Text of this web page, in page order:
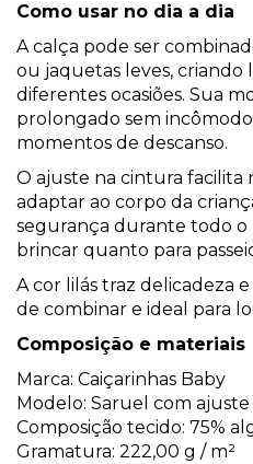
Como usar no dia a dia
A calça pode ser
ou jaquetas leves, criando
diferentes ocasiões. Sua
prolongado sem
momentos de descanso.
O ajuste na cintura facilita
adaptar ao corpo da
segurança durante todo o
brincar quanto para
A cor lilás traz delicadeza
de combinar e ideal para
Composição e materiais
Marca: Caiçarinhas Baby
Modelo: Saruel com
Composição tecido: 75%
Gramatura: 222,00 g / m²